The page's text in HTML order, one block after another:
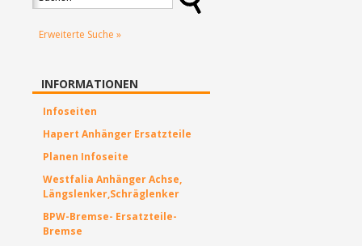
Erweiterte Suche »
INFORMATIONEN
Infoseiten
Hapert Anhänger Ersatzteile
Planen Infoseite
Westfalia Anhänger Achse,
Längslenker,Schräglenker
BPW-Bremse- Ersatzteile-
Bremse